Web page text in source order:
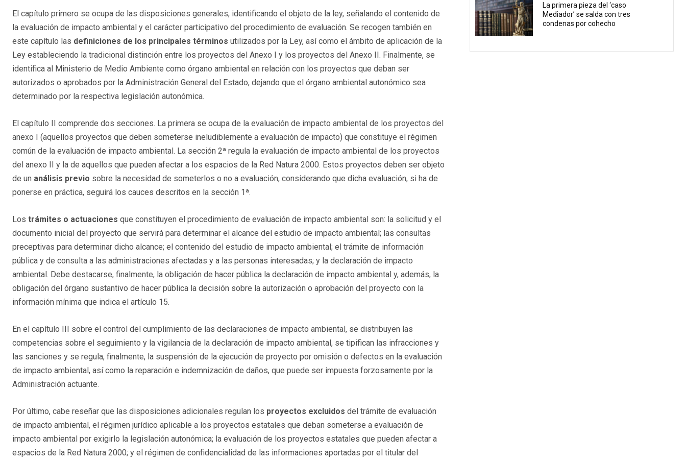
El capítulo primero se ocupa de las disposiciones generales, identificando el objeto de la ley, señalando el contenido de
la evaluación de impacto ambiental y el carácter participativo del procedimiento de evaluación. Se recogen también en
este capítulo las definiciones de los principales términos utilizados por la Ley, así como el ámbito de aplicación de la
Ley estableciendo la tradicional distinción entre los proyectos del Anexo I y los proyectos del Anexo II. Finalmente, se
identifica al Ministerio de Medio Ambiente como órgano ambiental en relación con los proyectos que deban ser
autorizados o aprobados por la Administración General del Estado, dejando que el órgano ambiental autonómico sea
determinado por la respectiva legislación autonómica.
El capítulo II comprende dos secciones. La primera se ocupa de la evaluación de impacto ambiental de los proyectos del
anexo I (aquellos proyectos que deben someterse ineludiblemente a evaluación de impacto) que constituye el régimen
común de la evaluación de impacto ambiental. La sección 2ª regula la evaluación de impacto ambiental de los proyectos
del anexo II y la de aquellos que pueden afectar a los espacios de la Red Natura 2000. Estos proyectos deben ser objeto
de un análisis previo sobre la necesidad de someterlos o no a evaluación, considerando que dicha evaluación, si ha de
ponerse en práctica, seguirá los cauces descritos en la sección 1ª.
Los trámites o actuaciones que constituyen el procedimiento de evaluación de impacto ambiental son: la solicitud y el
documento inicial del proyecto que servirá para determinar el alcance del estudio de impacto ambiental; las consultas
preceptivas para determinar dicho alcance; el contenido del estudio de impacto ambiental; el trámite de información
pública y de consulta a las administraciones afectadas y a las personas interesadas; y la declaración de impacto
ambiental. Debe destacarse, finalmente, la obligación de hacer pública la declaración de impacto ambiental y, además, la
obligación del órgano sustantivo de hacer pública la decisión sobre la autorización o aprobación del proyecto con la
información mínima que indica el artículo 15.
En el capítulo III sobre el control del cumplimiento de las declaraciones de impacto ambiental, se distribuyen las
competencias sobre el seguimiento y la vigilancia de la declaración de impacto ambiental, se tipifican las infracciones y
las sanciones y se regula, finalmente, la suspensión de la ejecución de proyecto por omisión o defectos en la evaluación
de impacto ambiental, así como la reparación e indemnización de daños, que puede ser impuesta forzosamente por la
Administración actuante.
Por último, cabe reseñar que las disposiciones adicionales regulan los proyectos excluidos del trámite de evaluación
de impacto ambiental, el régimen jurídico aplicable a los proyectos estatales que deban someterse a evaluación de
impacto ambiental por exigirlo la legislación autonómica; la evaluación de los proyectos estatales que pueden afectar a
espacios de la Red Natura 2000; y el régimen de confidencialidad de las informaciones aportadas por el titular del
La primera pieza del ‘caso
Mediador’ se salda con tres
condenas por cohecho